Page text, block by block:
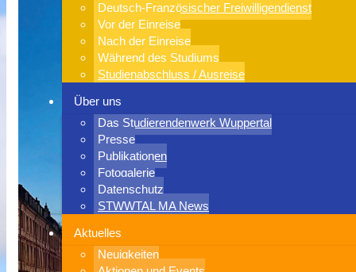
Deutsch-Französischer Freiwilligendienst
Vor der Einreise
Nach der Einreise
Während des Studiums
Studienabschluss / Ausreise
Über uns
Das Studierendenwerk Wuppertal
Presse
Publikationen
Fotogalerie
Datenschutz
STWWTAL MA News
Aktuelles
Neuigkeiten